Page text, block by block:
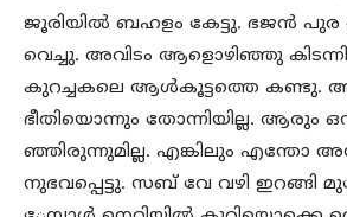
ജൂരിയില്‍ ബഹളം കേട്ടു. ഭജന്‍ പുര
വെച്ചു. അവിടം ആളൊഴിഞ്ഞു
കുറച്ചകലെ ആള്‍കൂട്ടത്തെ കണ്ടു.
ഭീതിയൊന്നും തോന്നിയില്ല. ആരും
ഞ്ഞിരുന്നുമില്ല. എങ്കിലും എന്തോ
നുഭവപ്പെട്ടു. സബ് വേ വഴി ഇറങ്ങി